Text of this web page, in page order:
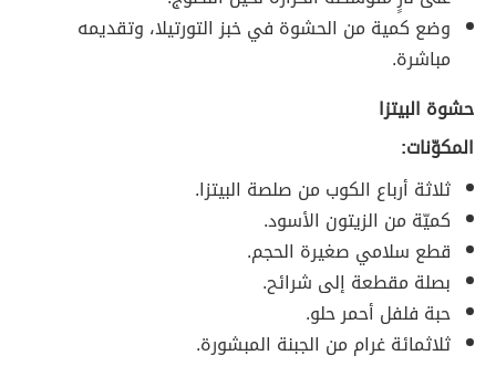
وضع كمية من الحشوة في خبز التورتيلا، وتقديمه
مباشرة.
حشوة البيتزا
المكوّنات:
ثلاثة أرباع الكوب من صلصة البيتزا.
كميّة من الزيتون الأسود.
قطع سلامي صغيرة الحجم.
بصلة مقطعة إلى شرائح.
حبة فلفل أحمر حلو.
ثلاثمائة غرام من الجبنة المبشورة.